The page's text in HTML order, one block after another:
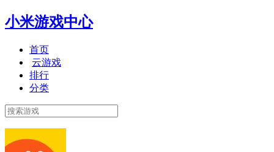
小米游戏中心
首页
云游戏
排行
分类